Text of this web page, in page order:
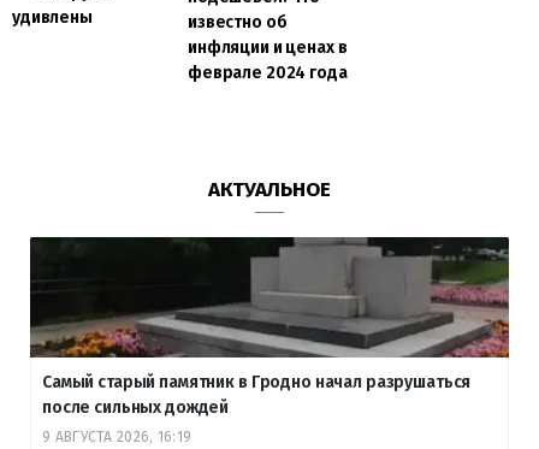
удивлены
известно об
инфляции и ценах в
феврале 2024 года
АКТУАЛЬНОЕ
Самый старый памятник в Гродно начал разрушаться
после сильных дождей
9 АВГУСТА 2026, 16:19